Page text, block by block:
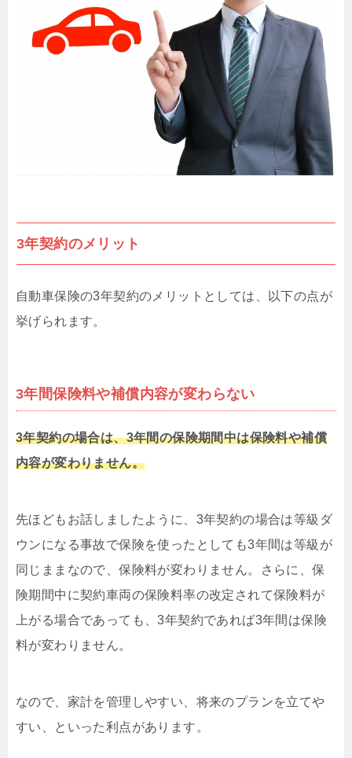
3年契約のメリット
自動車保険の3年契約のメリットとしては、以下の点が
挙げられます。
3年間保険料や補償内容が変わらない
3年契約の場合は、3年間の保険期間中は保険料や補償
内容が変わりません。
先ほどもお話しましたように、3年契約の場合は等級ダ
ウンになる事故で保険を使ったとしても3年間は等級が
同じままなので、保険料が変わりません。さらに、保
険期間中に契約車両の保険料率の改定されて保険料が
上がる場合であっても、3年契約であれば3年間は保険
料が変わりません。
なので、家計を管理しやすい、将来のプランを立てや
すい、といった利点があります。